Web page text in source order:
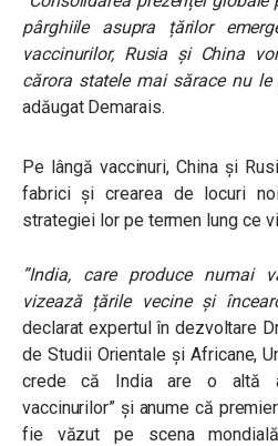
pârghiile asupra țărilor
vaccinurilor, Rusia și China
cărora statele mai sărace nu le
adăugat Demarais.
Pe lângă vaccinuri, China și
fabrici și crearea de locuri
strategiei lor pe termen lung ce
”India, care produce numai
vizează țările vecine și
declarat expertul în dezvoltare
de Studii Orientale și Africane,
crede că India are o altă
vaccinurilor” și anume că
fie văzut pe scena